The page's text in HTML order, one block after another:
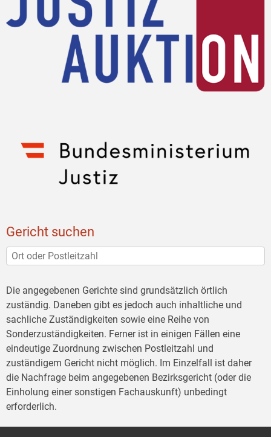
Gericht suchen
Die angegebenen Gerichte sind grundsätzlich örtlich
zuständig. Daneben gibt es jedoch auch inhaltliche und
sachliche Zuständigkeiten sowie eine Reihe von
Sonderzuständigkeiten. Ferner ist in einigen Fällen eine
eindeutige Zuordnung zwischen Postleitzahl und
zuständigem Gericht nicht möglich. Im Einzelfall ist daher
die Nachfrage beim angegebenen Bezirksgericht (oder die
Einholung einer sonstigen Fachauskunft) unbedingt
erforderlich.